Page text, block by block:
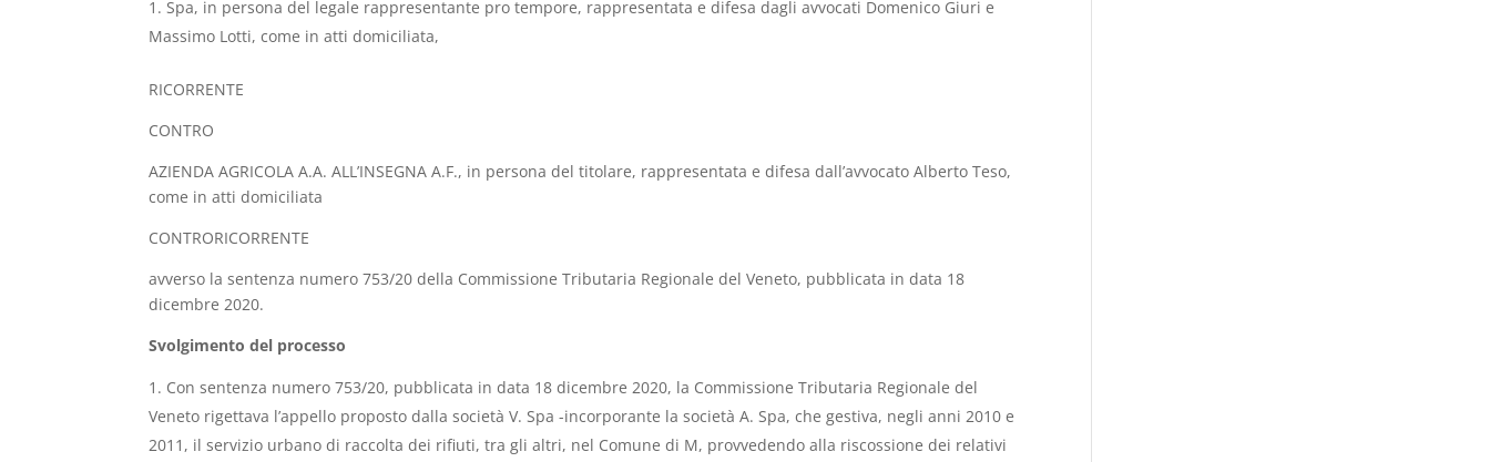
Spa, in persona del legale rappresentante pro tempore, rappresentata e difesa dagli avvocati Domenico Giuri e
Massimo Lotti, come in atti domiciliata,
RICORRENTE
CONTRO
AZIENDA AGRICOLA A.A. ALL’INSEGNA A.F., in persona del titolare, rappresentata e difesa dall’avvocato Alberto Teso,
come in atti domiciliata
CONTRORICORRENTE
avverso la sentenza numero 753/20 della Commissione Tributaria Regionale del Veneto, pubblicata in data 18
dicembre 2020.
Svolgimento del processo
Con sentenza numero 753/20, pubblicata in data 18 dicembre 2020, la Commissione Tributaria Regionale del
Veneto rigettava l’appello proposto dalla società V. Spa -incorporante la società A. Spa, che gestiva, negli anni 2010 e
2011, il servizio urbano di raccolta dei rifiuti, tra gli altri, nel Comune di M, provvedendo alla riscossione dei relativi